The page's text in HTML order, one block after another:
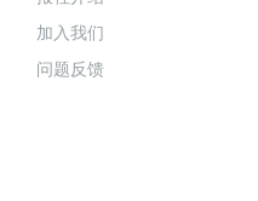
加入我们
问题反馈